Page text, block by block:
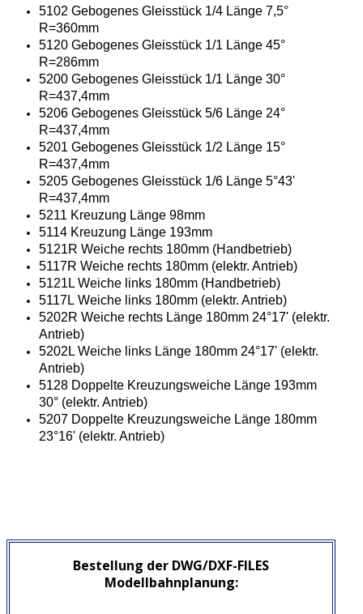
5102 Gebogenes Gleisstück 1/4 Länge 7,5°
R=360mm
5120 Gebogenes Gleisstück 1/1 Länge 45°
R=286mm
5200 Gebogenes Gleisstück 1/1 Länge 30°
R=437,4mm
5206 Gebogenes Gleisstück 5/6 Länge 24°
R=437,4mm
5201 Gebogenes Gleisstück 1/2 Länge 15°
R=437,4mm
5205 Gebogenes Gleisstück 1/6 Länge 5°43'
R=437,4mm
5211 Kreuzung Länge 98mm
5114 Kreuzung Länge 193mm
5121R Weiche rechts 180mm (Handbetrieb)
5117R Weiche rechts 180mm (elektr. Antrieb)
5121L Weiche links 180mm (Handbetrieb)
5117L Weiche links 180mm (elektr. Antrieb)
5202R Weiche rechts Länge 180mm 24°17' (elektr.
Antrieb)
5202L Weiche links Länge 180mm 24°17' (elektr.
Antrieb)
5128 Doppelte Kreuzungsweiche Länge 193mm
30° (elektr. Antrieb)
5207 Doppelte Kreuzungsweiche Länge 180mm
23°16' (elektr. Antrieb)
Bestellung der DWG/DXF-FILES
Modellbahnplanung: